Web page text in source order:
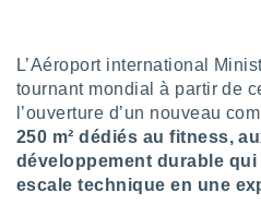
au
vous
de
ou
L’Aéroport international
tournant mondial à partir de
l’ouverture d’un nouveau
250 m² dédiés au fitness,
développement durable
escale technique en une